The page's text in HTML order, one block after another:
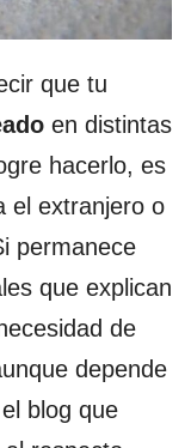
que tu
en distintas
hacerlo, es
el extranjero o
permanece
que explican
de
depende
blog que